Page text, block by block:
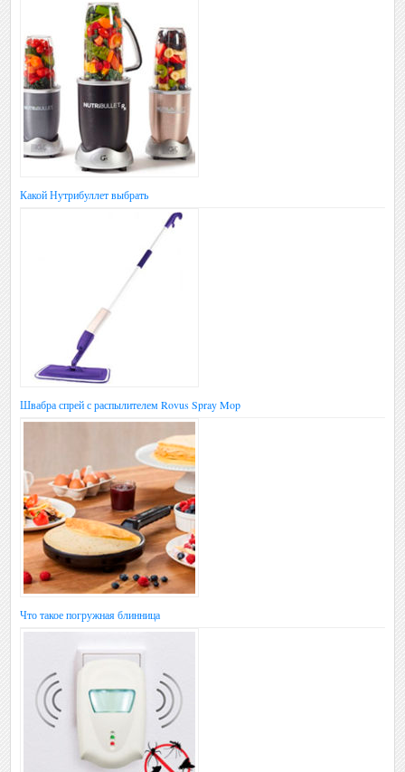
Какой Нутрибуллет выбрать
Швабра спрей с распылителем Rovus Spray Mop
Что такое погружная блинница